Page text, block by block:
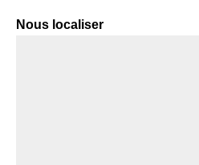
Nous localiser